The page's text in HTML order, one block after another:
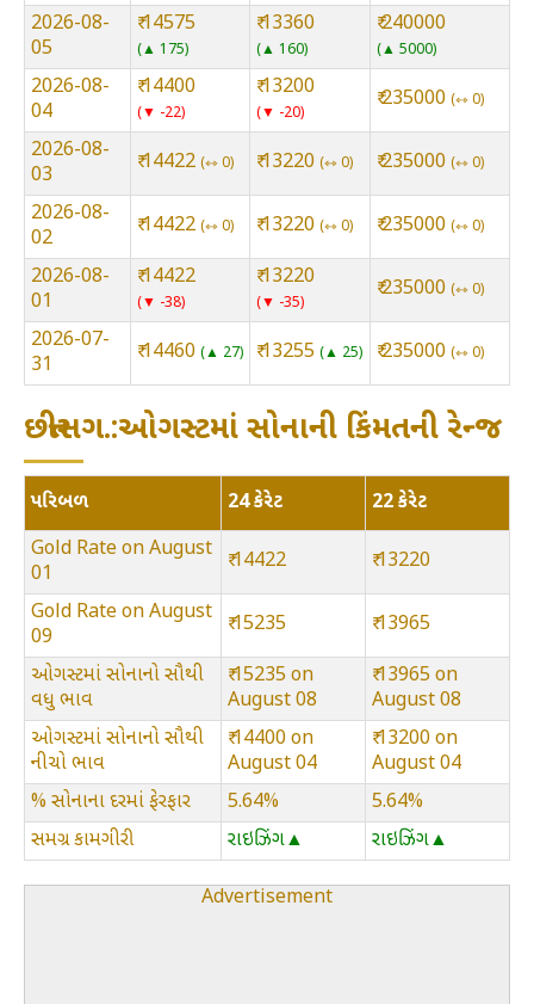
2026-08-
05
₹ 14575
▲ 175
₹ 13360
▲ 160
₹ 240000
▲ 5000
2026-08-
04
₹ 14400
▼ -22
₹ 13200
▼ -20
₹ 235000 ⇿ 0
2026-08-
03
₹ 14422 ⇿ 0 ₹ 13220 ⇿ 0 ₹ 235000 ⇿ 0
2026-08-
02
₹ 14422 ⇿ 0 ₹ 13220 ⇿ 0 ₹ 235000 ⇿ 0
2026-08-
01
₹ 14422
▼ -38
₹ 13220
▼ -35
₹ 235000 ⇿ 0
2026-07-
31
₹ 14460 ▲ 27 ₹ 13255 ▲ 25 ₹ 235000 ⇿ 0
છત્તીસગ.:ઓગસ્ટમાં સોનાની કિંમતની રેન્જ
પરિબળ 24 કેરેટ
22 કેરેટ
Gold Rate on August
01
₹ 14422 ₹ 13220
Gold Rate on August
09
₹ 15235 ₹ 13965
ઓગસ્ટમાં સોનાનો સૌથી
વધુ ભાવ
₹ 15235 on
August 08
₹ 13965 on
August 08
ઓગસ્ટમાં સોનાનો સૌથી
નીચો ભાવ
₹ 14400 on
August 04
₹ 13200 on
August 04
% સોનાના દરમાં ફેરફાર
5.64%
5.64%
સમગ્ર કામગીરી
રાઇઝિંગ▲ રાઇઝિંગ▲
Advertisement